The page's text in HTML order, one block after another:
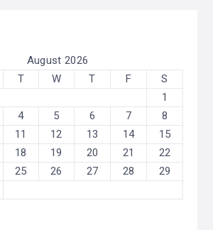
August 2026
T W T F
S
1
4 5 6 7
8
11 12 13 14
15
18 19 20 21
22
25 26 27 28
29